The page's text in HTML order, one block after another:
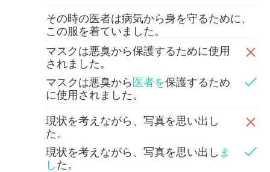
その時の医者は病気から身を守るために、
この服を着ていました。
マスクは悪臭から保護するために使用
されました。
マスクは悪臭から 医者を保護するため
に使用されました。
現状を考えながら、写真を思い出し
た。
現状を考えながら、写真を思い出し ま
した。